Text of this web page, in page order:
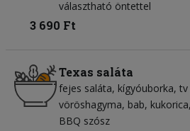
választható öntettel
3 690 Ft
Texas saláta
fejes saláta kígyóuborka tv
vöröshagyma bab kukorica
BBQ szósz